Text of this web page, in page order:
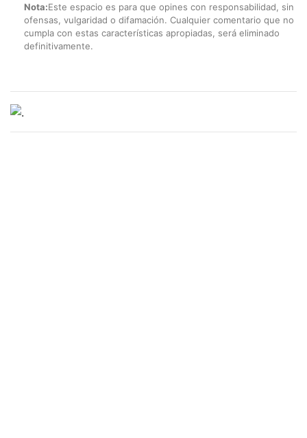
Nota:Este espacio es para que opines con responsabilidad, sin
ofensas, vulgaridad o difamación. Cualquier comentario que no
cumpla con estas características apropiadas, será eliminado
definitivamente.